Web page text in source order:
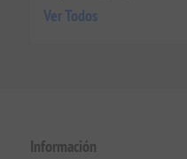
Ver Todos
Información